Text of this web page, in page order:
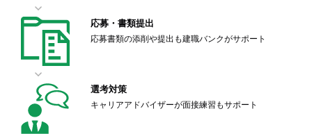
応募・書類提出
応募書類の添削や提出も建職バンクがサポート
選考対策
キャリアアドバイザーが面接練習もサポート